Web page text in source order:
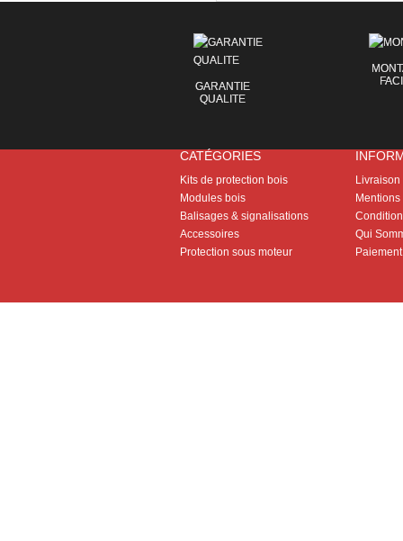
GARANTIE
QUALITE
CATÉGORIES
Kits de protection bois
Modules bois
Balisages & signalisations
Accessoires
Protection sous moteur
Livraison
Qui